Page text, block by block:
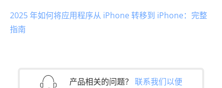
2025 年如何将应用程序从 iPhone 转移到 iPhone：完整
指南
产品相关的问题？ 联系我们以便